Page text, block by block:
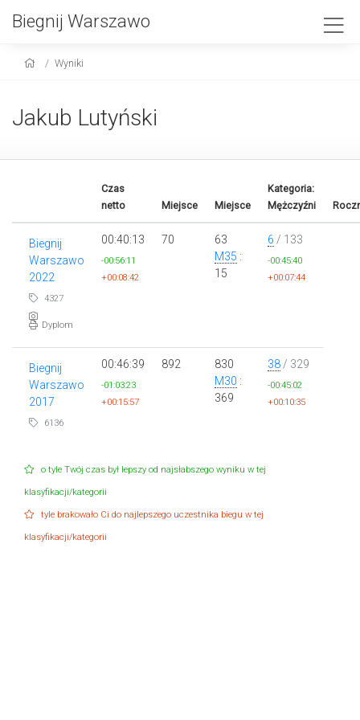
Biegnij Warszawo
Wyniki
Jakub Lutyński
Czas
netto
Miejsce Miejsce
Kategoria:
Mężczyźni
Biegnij
Warszawo
2022
4327
Dyplom
00:40:13
-00:56:11
+00:08:42
70
63
M35 :
15
6 / 133
-00:45:40
+00:07:44
Biegnij
Warszawo
2017
6136
00:46:39
-01:03:23
+00:15:57
892
830
M30 :
369
38 / 329
-00:45:02
+00:10:35
o tyle Twój czas był lepszy od najsłabszego wyniku w tej
klasyfikacji/kategorii
tyle brakowało Ci do najlepszego uczestnika biegu w tej
klasyfikacji/kategorii